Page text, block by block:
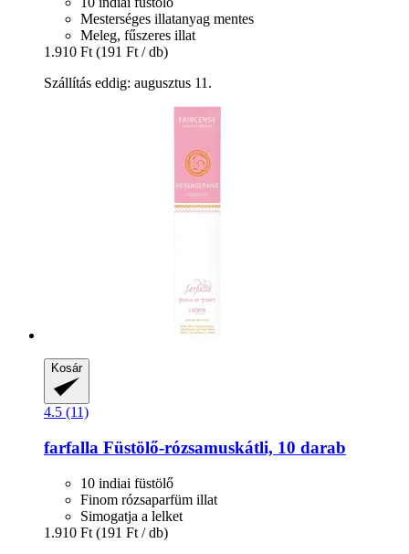
Mesterséges illatanyag mentes
Meleg, fűszeres illat
1.910 Ft (191 Ft / db)
Szállítás eddig: augusztus 11.
Kosár
4.5 (11)
farfalla Füstölő-​rózsamuskátli, 10 darab
10 indiai füstölő
Finom rózsaparfüm illat
Simogatja a lelket
1.910 Ft (191 Ft / db)